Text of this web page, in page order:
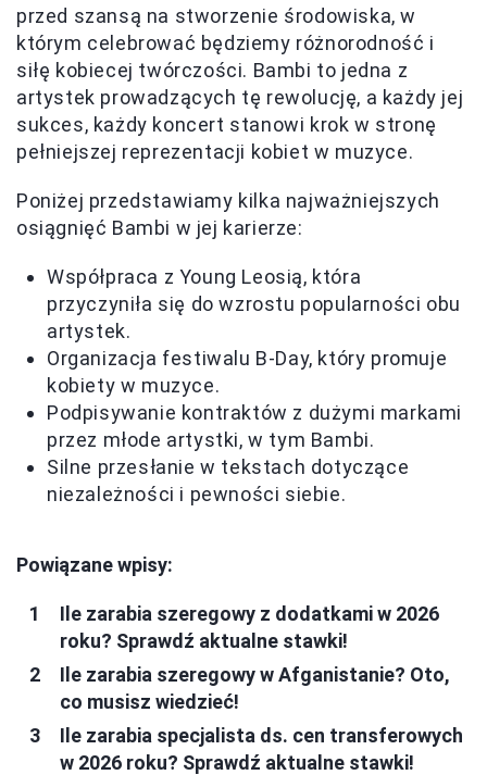
przed szansą na stworzenie środowiska, w
którym celebrować będziemy różnorodność i
siłę kobiecej twórczości. Bambi to jedna z
artystek prowadzących tę rewolucję, a każdy jej
sukces, każdy koncert stanowi krok w stronę
pełniejszej reprezentacji kobiet w muzyce.
Poniżej przedstawiamy kilka najważniejszych
osiągnięć Bambi w jej karierze:
Współpraca z Young Leosią, która
przyczyniła się do wzrostu popularności obu
artystek.
Organizacja festiwalu B-Day, który promuje
kobiety w muzyce.
Podpisywanie kontraktów z dużymi markami
przez młode artystki, w tym Bambi.
Silne przesłanie w tekstach dotyczące
niezależności i pewności siebie.
Powiązane wpisy:
Ile zarabia szeregowy z dodatkami w 2026
roku? Sprawdź aktualne stawki!
Ile zarabia szeregowy w Afganistanie? Oto,
co musisz wiedzieć!
Ile zarabia specjalista ds. cen transferowych
w 2026 roku? Sprawdź aktualne stawki!